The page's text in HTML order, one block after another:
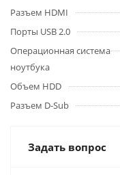
Разъем HDMI
Порты USB 2.0
Операционная система
ноутбука
Объем HDD
Разъем D-Sub
Задать вопрос